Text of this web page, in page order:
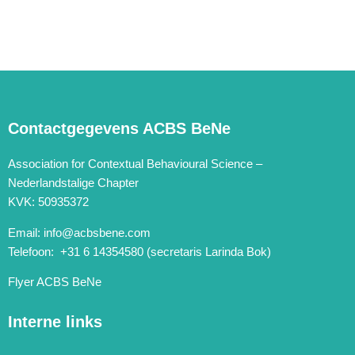
Transactions > Received + 1 jaar
Persoonlijke informatie
Voornaam
Contactgegevens ACBS BeNe
Association for Contextual Behavioural Science –
Nederlandstalige Chapter
KVK: 50935372
Email: info@acbsbene.com
Telefoon: +31 6 14354580 (secretaris Larinda Bok)
Flyer ACBS BeNe
Interne links